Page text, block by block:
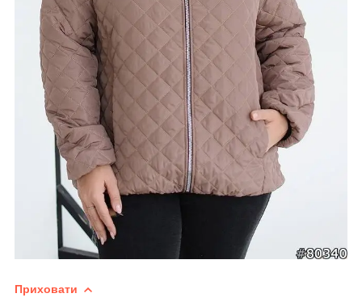
Приховати